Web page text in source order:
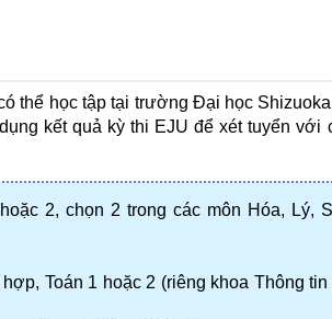
thể học tập tại trường Đại học
kết quả kỳ thi EJU để xét tuyển với
2, chọn 2 trong các môn Hóa, Lý,
Toán 1 hoặc 2 (riêng khoa Thông